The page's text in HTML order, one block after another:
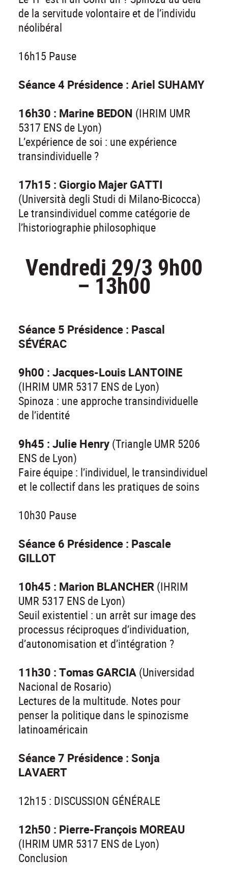
de la servitude volontaire et de l’individu
néolibéral
16h15 Pause
Séance 4 Présidence : Ariel SUHAMY
16h30 : Marine BEDON (IHRIM UMR
5317 ENS de Lyon)
L’expérience de soi : une expérience
transindividuelle ?
17h15 : Giorgio Majer GATTI
(Università degli Studi di Milano-Bicocca)
Le transindividuel comme catégorie de
l’historiographie philosophique
Vendredi 29/3 9h00
– 13h00
Séance 5 Présidence : Pascal
SÉVÉRAC
9h00 : Jacques-Louis LANTOINE
(IHRIM UMR 5317 ENS de Lyon)
Spinoza : une approche transindividuelle
de l’identité
9h45 : Julie Henry (Triangle UMR 5206
ENS de Lyon)
Faire équipe : l’individuel, le transindividuel
et le collectif dans les pratiques de soins
10h30 Pause
Séance 6 Présidence : Pascale
GILLOT
10h45 : Marion BLANCHER (IHRIM
UMR 5317 ENS de Lyon)
Seuil existentiel : un arrêt sur image des
processus réciproques d’individuation,
d’autonomisation et d’intégration ?
11h30 : Tomas GARCIA (Universidad
Nacional de Rosario)
Lectures de la multitude. Notes pour
penser la politique dans le spinozisme
latinoaméricain
Séance 7 Présidence : Sonja
LAVAERT
12h15 : DISCUSSION GÉNÉRALE
12h50 : Pierre-François MOREAU
(IHRIM UMR 5317 ENS de Lyon)
Conclusion